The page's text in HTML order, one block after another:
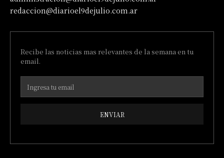
redaccion@diarioel9dejulio.com.ar
Recibe las noticias mas relevantes de la semana en tu
email.
ENVIAR